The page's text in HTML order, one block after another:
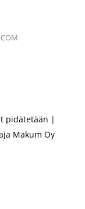
pidätetään |
Makum Oy